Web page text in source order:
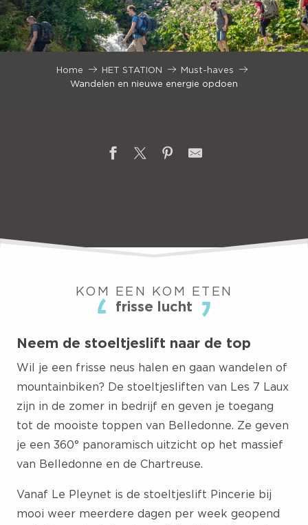
Home HET STATION
Must-haves
Wandelen en nieuwe energie opdoen
KOM EEN KOM ETEN
frisse lucht
Neem de stoeltjeslift naar de top
Wil je een frisse neus halen en gaan wandelen of
mountainbiken? De stoeltjesliften van Les 7 Laux
zijn in de zomer in bedrijf en geven je toegang
tot de mooiste toppen van Belledonne. Ze geven
je een 360° panoramisch uitzicht op het massief
van Belledonne en de Chartreuse.
Vanaf Le Pleynet is de stoeltjeslift Pincerie bij
mooi weer meerdere dagen per week geopend